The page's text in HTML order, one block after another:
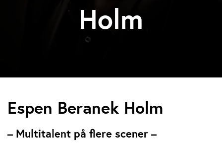
Holm
E
Espen Beranek Holm
– Multitalent på flere scener –